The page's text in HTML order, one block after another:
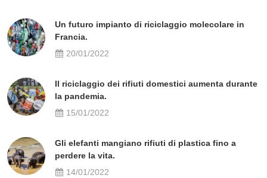
Un futuro impianto di riciclaggio molecolare in
Francia.
20/01/2022
Il riciclaggio dei rifiuti domestici aumenta durante
la pandemia.
15/01/2022
Gli elefanti mangiano rifiuti di plastica fino a
perdere la vita.
14/01/2022